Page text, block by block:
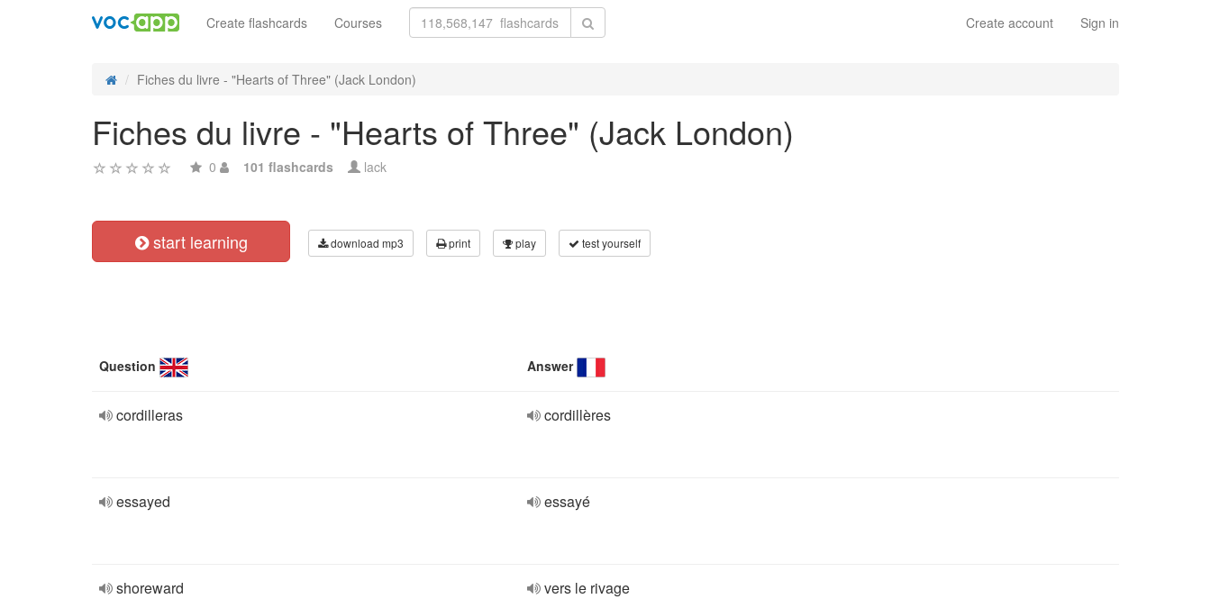
Create account Sign in
Create flashcards Courses
Fiches du livre - "Hearts of Three" (Jack London)
Fiches du livre - "Hearts of Three" (Jack London)
0 101 flashcards lack
start learning download mp3 print play test yourself
Question Answer
cordilleras cordillères
essayed essayé
shoreward vers le rivage